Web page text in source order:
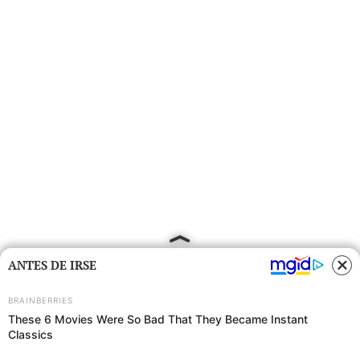
ANTES DE IRSE